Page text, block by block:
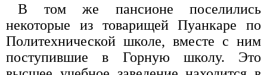
В том же пансионе поселились
некоторые из товарищей Пуанкаре по
Политехнической школе, вместе с ним
поступившие в Горную школу. Это